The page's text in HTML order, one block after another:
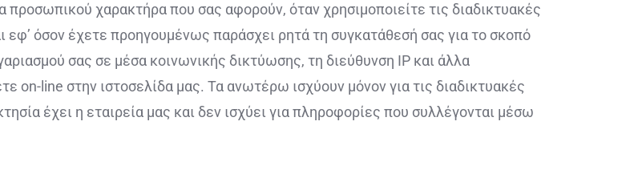
χαρακτήρα που σας αφορούν, όταν χρησιμοποιείτε τις διαδικτυακές
εφ’ όσον έχετε προηγουμένως παράσχει ρητά τη συγκατάθεσή σας για το σκοπό
σας σε μέσα κοινωνικής δικτύωσης, τη διεύθυνση IP και άλλα
on-line στην ιστοσελίδα μας. Τα ανωτέρω ισχύουν μόνον για τις διαδικτυακές
έχει η εταιρεία μας και δεν ισχύει για πληροφορίες που συλλέγονται μέσω